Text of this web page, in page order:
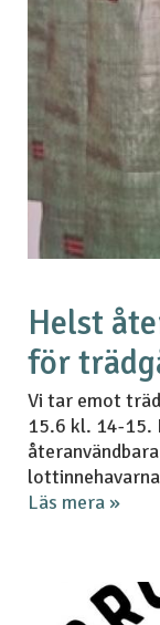
Helst
för
Vi tar emot
15.6 kl. 14-15.
Läs mera »